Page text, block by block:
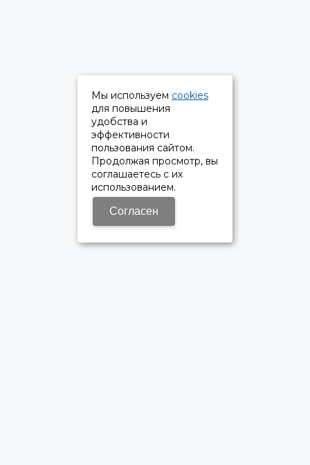
Мы используем cookies
для повышения
удобства и
эффективности
пользования сайтом.
Продолжая просмотр, вы
соглашаетесь с их
использованием.
Согласен